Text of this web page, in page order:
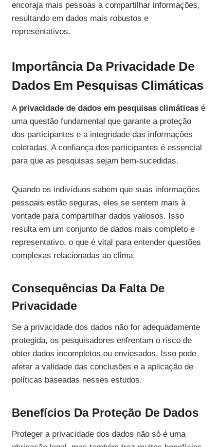
encoraja mais pessoas a compartilhar informações,
resultando em dados mais robustos e
representativos.
Importância Da Privacidade De
Dados Em Pesquisas Climáticas
A privacidade de dados em pesquisas climáticas é
uma questão fundamental que garante a proteção
dos participantes e a integridade das informações
coletadas. A confiança dos participantes é essencial
para que as pesquisas sejam bem-sucedidas.
Quando os indivíduos sabem que suas informações
pessoais estão seguras, eles se sentem mais à
vontade para compartilhar dados valiosos. Isso
resulta em um conjunto de dados mais completo e
representativo, o que é vital para entender questões
complexas relacionadas ao clima.
Consequências Da Falta De
Privacidade
Se a privacidade dos dados não for adequadamente
protegida, os pesquisadores enfrentam o risco de
obter dados incompletos ou enviesados. Isso pode
afetar a validade das conclusões e a aplicação de
políticas baseadas nesses estudos.
Benefícios Da Proteção De Dados
Proteger a privacidade dos dados não só é uma